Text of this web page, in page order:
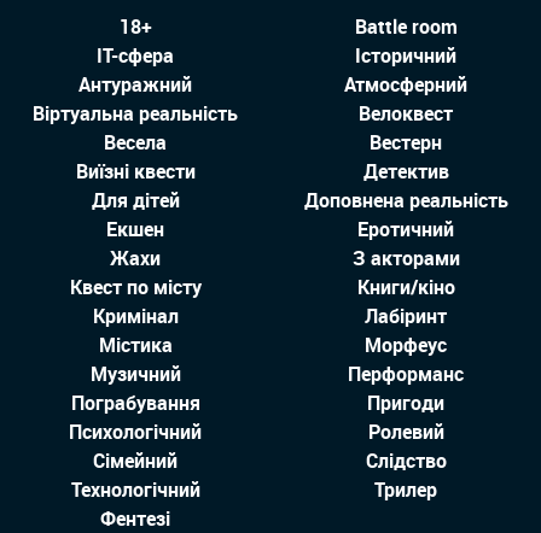
18+
Battle room
IT-сфера
Історичний
Антуражний
Атмосферний
Віртуальна реальність
Велоквест
Весела
Вестерн
Виїзні квести
Детектив
Для дітей
Доповнена реальність
Екшен
Еротичний
Жахи
З акторами
Квест по місту
Книги/кіно
Кримінал
Лабіринт
Містика
Морфеус
Музичний
Перформанс
Пограбування
Пригоди
Психологічний
Ролевий
Сімейний
Слідство
Технологiчний
Трилер
Фентезі